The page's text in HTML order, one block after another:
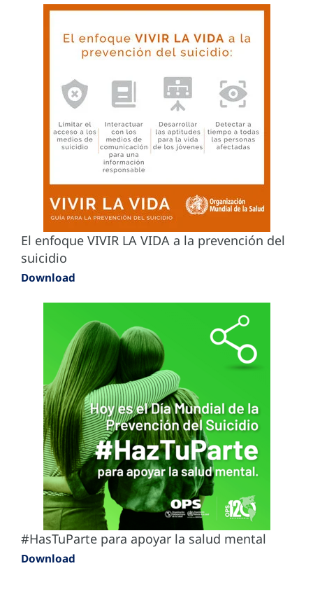
El enfoque VIVIR LA VIDA a la prevención del
suicidio
Download
#HasTuParte para apoyar la salud mental
Download